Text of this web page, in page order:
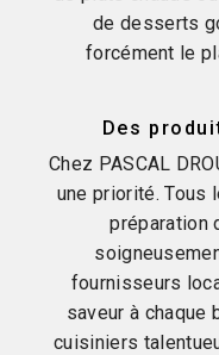
de desserts
forcément le
Des
Chez PASCAL
une priorité. Tous
préparation
fournisseurs
saveur à chaque
cuisiniers